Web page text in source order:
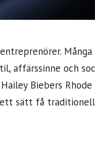
affärssinne och
Biebers
sätt få